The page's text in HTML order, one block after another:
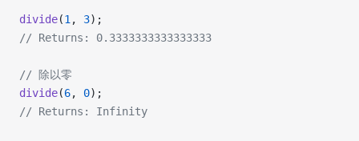
divide(1 , 3);
// Returns: 0.3333333333333333
// 除以零
divide(6, 0);
// Returns: Infinity